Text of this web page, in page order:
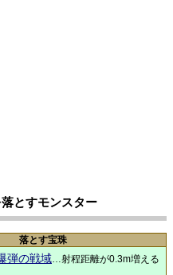
とすモンスター
落とす宝珠
弾の戦域…射程距離が0.3m増える